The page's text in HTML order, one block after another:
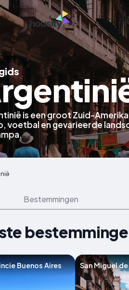
is een groot Zuid-
voetbal en gevarieerde
Bestemmingen
Buenos Aires San Miguel